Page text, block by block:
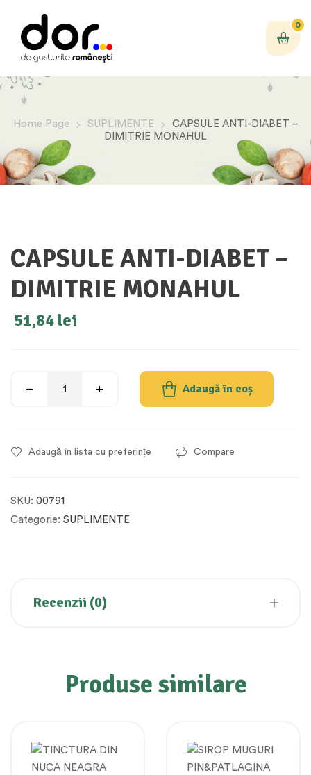
0
Home Page SUPLIMENTE
CAPSULE ANTI-DIABET –
DIMITRIE MONAHUL
CAPSULE ANTI-DIABET –
DIMITRIE MONAHUL
51,84 lei
Adaugă în coș
Adaugă în lista cu preferințe Compare
SKU: 00791
Categorie: SUPLIMENTE
Recenzii (0)
Produse similare